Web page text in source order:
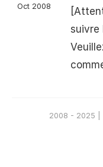
Oct 2008
suivre
2008 - 2025 |